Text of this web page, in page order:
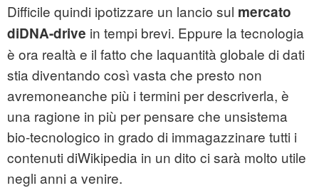
Difficile quindi ipotizzare un lancio sul mercato
diDNA-drive in tempi brevi. Eppure la tecnologia
è ora realtà e il fatto che laquantità globale di dati
stia diventando così vasta che presto non
avremoneanche più i termini per descriverla, è
una ragione in più per pensare che unsistema
bio-tecnologico in grado di immagazzinare tutti i
contenuti diWikipedia in un dito ci sarà molto utile
negli anni a venire.